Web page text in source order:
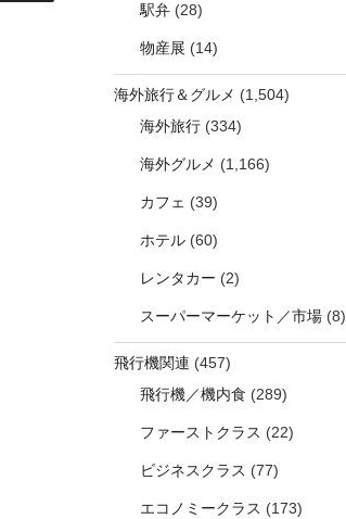
駅弁(28)
物産展 (14)
海外旅行＆グルメ (1,504)
海外旅行(334)
海外グルメ (1,166)
カフェ (39)
ホテル(60)
レンタカー (2)
スーパーマーケット／市場(8)
飛行機関連 (457)
飛行機／機内食 (289)
ファーストクラス (22)
ビジネスクラス (77)
エコノミークラス (173)